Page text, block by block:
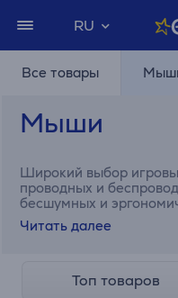
RU
Все товары
Мыши
Широкий выбор
проводных и
бесшумных и
от Logitech,
Читать далее
Топ товаров